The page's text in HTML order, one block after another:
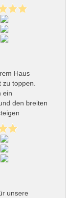
Haus
toppen.
ein
den breiten
unsere